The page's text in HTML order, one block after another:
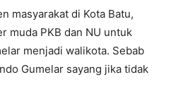
masyarakat di Kota Batu,
muda PKB dan NU untuk
menjadi walikota. Sebab
Gumelar sayang jika tidak